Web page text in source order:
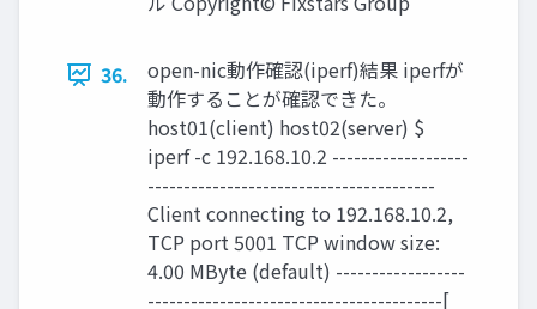
36.
open-nic動作確認(iperf)結果 iperfが
動作することが確認できた。
host01(client) host02(server) $
iperf -c 192.168.10.2 -------------------
----------------------------------------
Client connecting to 192.168.10.2,
TCP port 5001 TCP window size:
4.00 MByte (default) ------------------
-----------------------------------------[